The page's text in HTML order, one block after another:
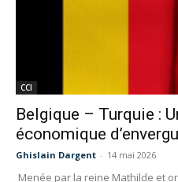
CCI
Belgique – Turquie :
économique
Ghislain Dargent - 14 mai 2026
Menée par la reine Mathilde et